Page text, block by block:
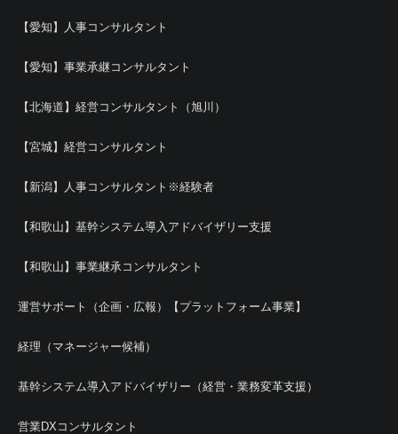
【愛知】人事コンサルタント
【愛知】事業承継コンサルタント
【北海道】経営コンサルタント（旭川）
【宮城】経営コンサルタント
【新潟】人事コンサルタント※経験者
【和歌山】基幹システム導入アドバイザリー支援
【和歌山】事業継承コンサルタント
運営サポート（企画・広報）【プラットフォーム事業】
経理（マネージャー候補）
基幹システム導入アドバイザリー（経営・業務変革支援）
営業DXコンサルタント